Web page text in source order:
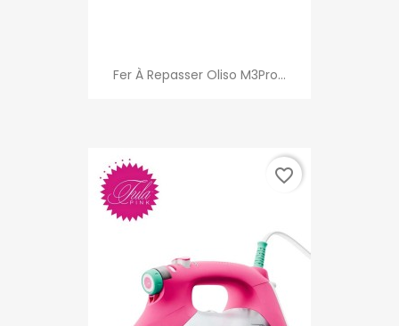
Fer À Repasser Oliso M3Pro...
favorite_border